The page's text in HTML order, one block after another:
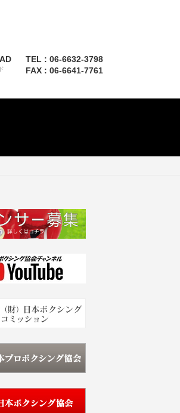
TEL : 06-6632-3798
FAX : 06-6641-7761